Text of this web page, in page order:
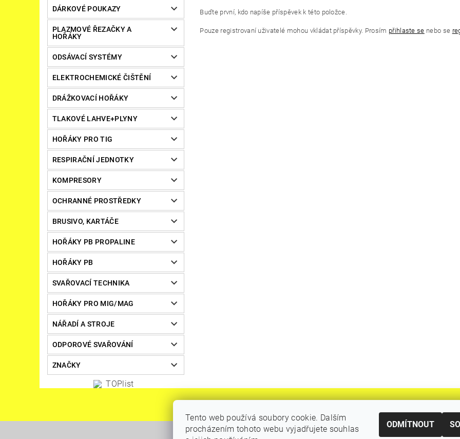
DÁRKOVÉ POUKAZY
PLAZMOVÉ ŘEZAČKY A
HOŘÁKY
ODSÁVACÍ SYSTÉMY
ELEKTROCHEMICKÉ ČIŠTĚNÍ
DRÁŽKOVACÍ HOŘÁKY
TLAKOVÉ LAHVE+PLYNY
HOŘÁKY PRO TIG
RESPIRAČNÍ JEDNOTKY
KOMPRESORY
OCHRANNÉ PROSTŘEDKY
BRUSIVO, KARTÁČE
HOŘÁKY PB PROPALINE
HOŘÁKY PB
SVAŘOVACÍ TECHNIKA
HOŘÁKY PRO MIG/MAG
NÁŘADÍ A STROJE
ODPOROVÉ SVAŘOVÁNÍ
ZNAČKY
Buďte první, kdo napíše příspěvek k této položce.
Pouze registrovaní uživatelé mohou vkládat příspěvky. Prosím přihlaste se nebo se
Původní eshop rulik.cz
Tento web používá soubory cookie. Dalším
procházením tohoto webu vyjadřujete souhlas
ODMÍTNOUT